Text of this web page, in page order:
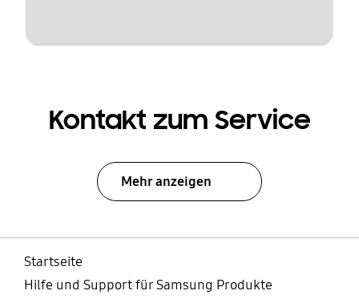
Kontakt zum Service
Mehr anzeigen
Startseite
Hilfe und Support für Samsung Produkte